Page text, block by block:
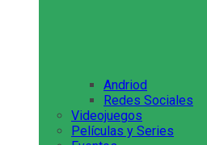
Andriod
Redes Sociales
Videojuegos
Películas y Series